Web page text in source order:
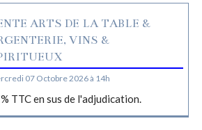
ARTS DE LA TABLE &
VINS &
07 Octobre 2026 à 14h
TTC en sus de l'adjudication.